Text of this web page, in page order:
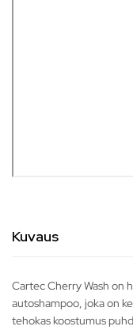
Kuvaus
Cartec Cherry Wash on
autoshampoo, joka on
tehokas koostumus